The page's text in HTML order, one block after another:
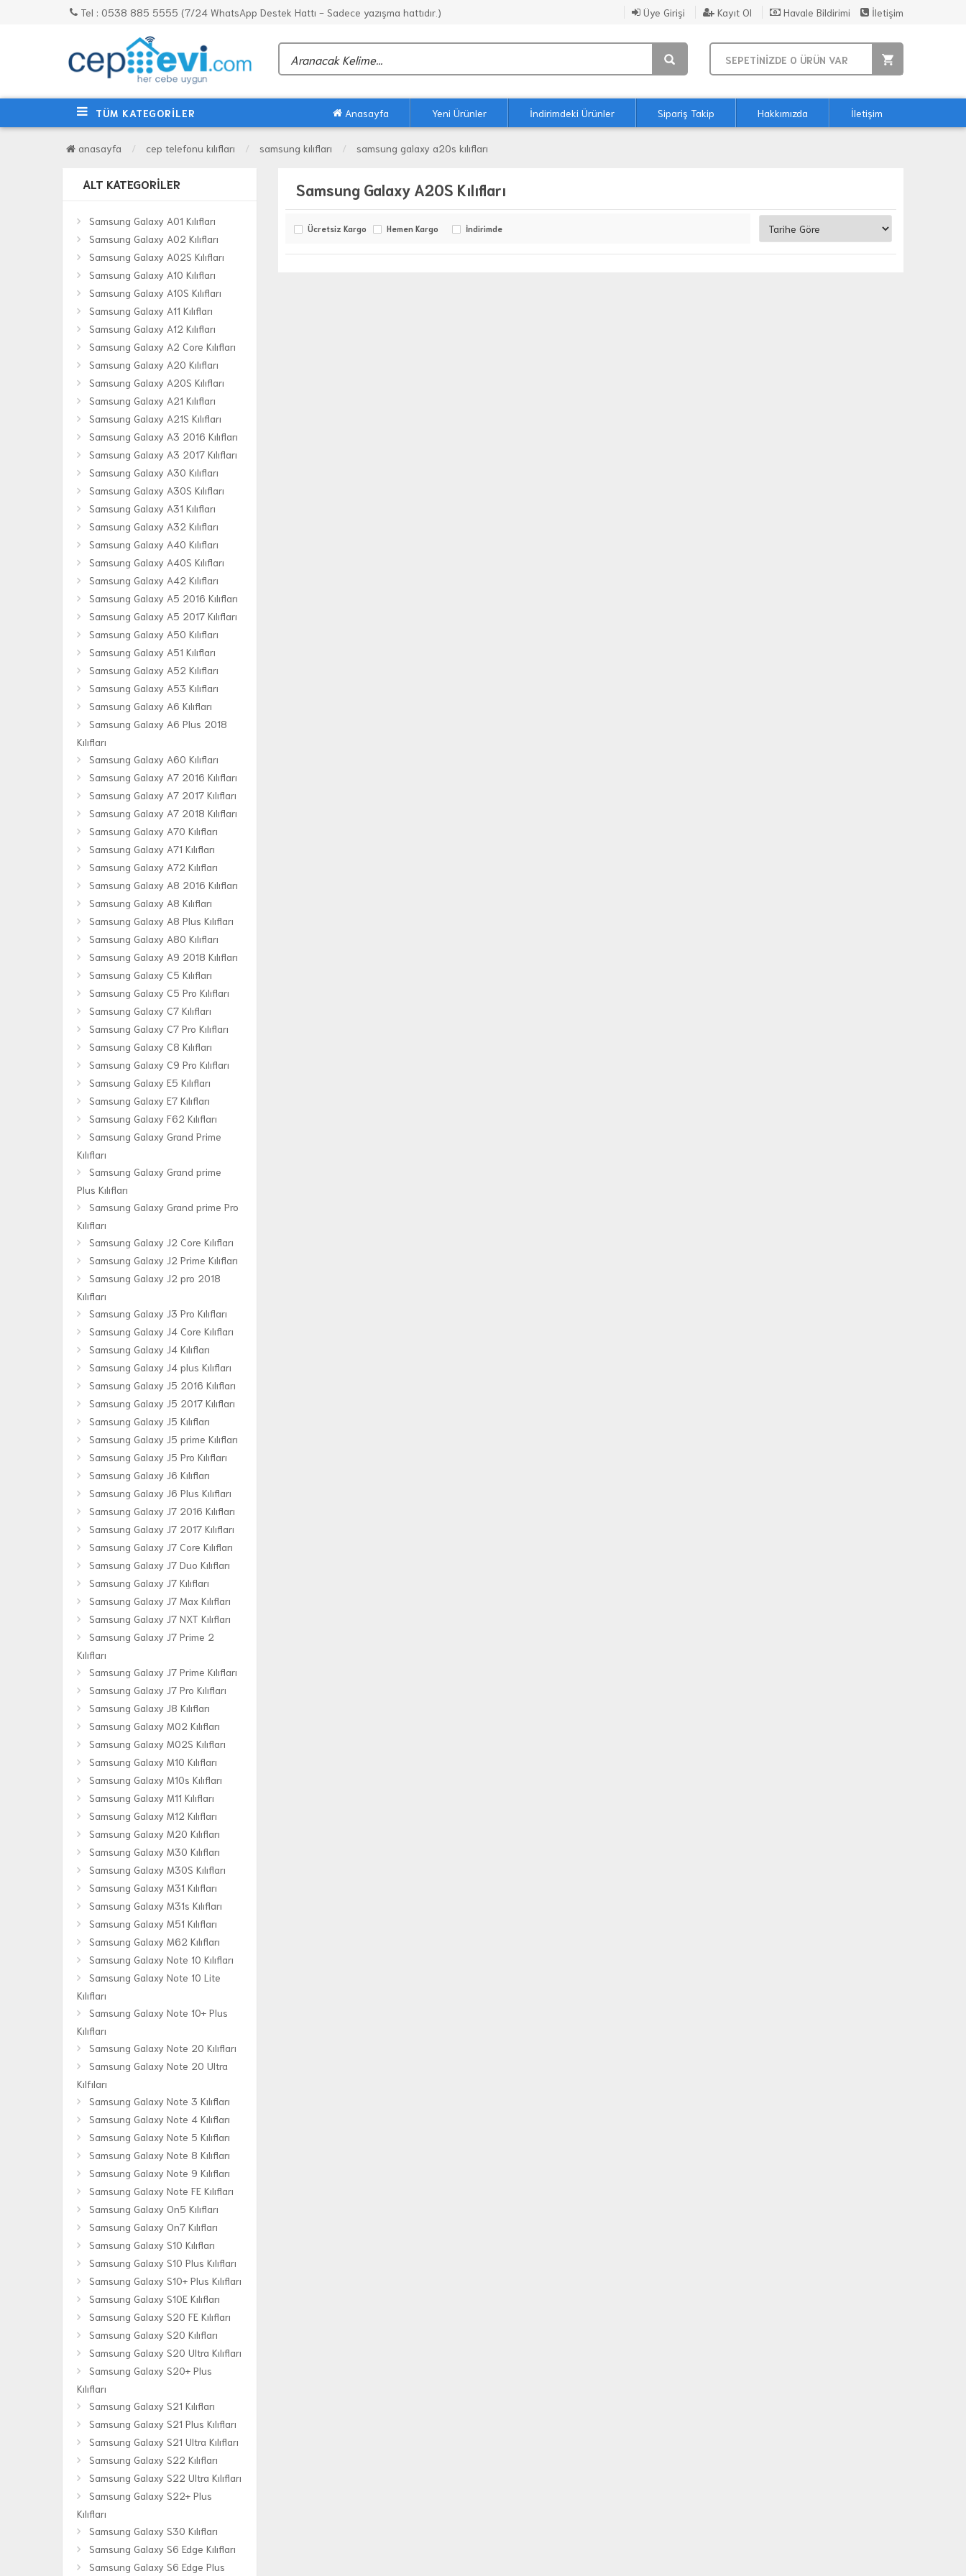
Tel : 0538 885 5555 (7/24 WhatsApp Destek Hattı - Sadece yazışma hattıdır.) Üye Girişi Kayıt Ol Havale Bildirimi İletişim
SEPETİNİZDE 0 ÜRÜN VAR
TÜM KATEGORİLER Anasayfa Yeni Ürünler İndirimdeki Ürünler Sipariş Takip Hakkımızda İletişim
anasayfa cep telefonu kılıfları samsung kılıfları samsung galaxy a20s kılıfları
ALT KATEGORILER
Samsung Galaxy A01 Kılıfları
Samsung Galaxy A02 Kılıfları
Samsung Galaxy A02S Kılıfları
Samsung Galaxy A10 Kılıfları
Samsung Galaxy A10S Kılıfları
Samsung Galaxy A11 Kılıfları
Samsung Galaxy A12 Kılıfları
Samsung Galaxy A2 Core Kılıfları
Samsung Galaxy A20 Kılıfları
Samsung Galaxy A20S Kılıfları
Samsung Galaxy A21 Kılıfları
Samsung Galaxy A21S Kılıfları
Samsung Galaxy A3 2016 Kılıfları
Samsung Galaxy A3 2017 Kılıfları
Samsung Galaxy A30 Kılıfları
Samsung Galaxy A30S Kılıfları
Samsung Galaxy A31 Kılıfları
Samsung Galaxy A32 Kılıfları
Samsung Galaxy A40 Kılıfları
Samsung Galaxy A40S Kılıfları
Samsung Galaxy A42 Kılıfları
Samsung Galaxy A5 2016 Kılıfları
Samsung Galaxy A5 2017 Kılıfları
Samsung Galaxy A50 Kılıfları
Samsung Galaxy A51 Kılıfları
Samsung Galaxy A52 Kılıfları
Samsung Galaxy A53 Kılıfları
Samsung Galaxy A6 Kılıfları
Samsung Galaxy A6 Plus 2018
Kılıfları
Samsung Galaxy A60 Kılıfları
Samsung Galaxy A7 2016 Kılıfları
Samsung Galaxy A7 2017 Kılıfları
Samsung Galaxy A7 2018 Kılıfları
Samsung Galaxy A70 Kılıfları
Samsung Galaxy A71 Kılıfları
Samsung Galaxy A72 Kılıfları
Samsung Galaxy A8 2016 Kılıfları
Samsung Galaxy A8 Kılıfları
Samsung Galaxy A8 Plus Kılıfları
Samsung Galaxy A80 Kılıfları
Samsung Galaxy A9 2018 Kılıfları
Samsung Galaxy C5 Kılıfları
Samsung Galaxy C5 Pro Kılıfları
Samsung Galaxy C7 Kılıfları
Samsung Galaxy C7 Pro Kılıfları
Samsung Galaxy C8 Kılıfları
Samsung Galaxy C9 Pro Kılıfları
Samsung Galaxy E5 Kılıfları
Samsung Galaxy E7 Kılıfları
Samsung Galaxy F62 Kılıfları
Samsung Galaxy Grand Prime
Kılıfları
Samsung Galaxy Grand prime
Plus Kılıfları
Samsung Galaxy Grand prime Pro
Kılıfları
Samsung Galaxy J2 Core Kılıfları
Samsung Galaxy J2 Prime Kılıfları
Samsung Galaxy J2 pro 2018
Kılıfları
Samsung Galaxy J3 Pro Kılıfları
Samsung Galaxy J4 Core Kılıfları
Samsung Galaxy J4 Kılıfları
Samsung Galaxy J4 plus Kılıfları
Samsung Galaxy J5 2016 Kılıfları
Samsung Galaxy J5 2017 Kılıfları
Samsung Galaxy J5 Kılıfları
Samsung Galaxy J5 prime Kılıfları
Samsung Galaxy J5 Pro Kılıfları
Samsung Galaxy J6 Kılıfları
Samsung Galaxy J6 Plus Kılıfları
Samsung Galaxy J7 2016 Kılıfları
Samsung Galaxy J7 2017 Kılıfları
Samsung Galaxy J7 Core Kılıfları
Samsung Galaxy J7 Duo Kılıfları
Samsung Galaxy J7 Kılıfları
Samsung Galaxy J7 Max Kılıfları
Samsung Galaxy J7 NXT Kılıfları
Samsung Galaxy J7 Prime 2
Kılıfları
Samsung Galaxy J7 Prime Kılıfları
Samsung Galaxy J7 Pro Kılıfları
Samsung Galaxy J8 Kılıfları
Samsung Galaxy M02 Kılıfları
Samsung Galaxy M02S Kılıfları
Samsung Galaxy M10 Kılıfları
Samsung Galaxy M10s Kılıfları
Samsung Galaxy M11 Kılıfları
Samsung Galaxy M12 Kılıfları
Samsung Galaxy M20 Kılıfları
Samsung Galaxy M30 Kılıfları
Samsung Galaxy M30S Kılıfları
Samsung Galaxy M31 Kılıfları
Samsung Galaxy M31s Kılıfları
Samsung Galaxy M51 Kılıfları
Samsung Galaxy M62 Kılıfları
Samsung Galaxy Note 10 Kılıfları
Samsung Galaxy Note 10 Lite
Kılıfları
Samsung Galaxy Note 10+ Plus
Kılıfları
Samsung Galaxy Note 20 Kılıfları
Samsung Galaxy Note 20 Ultra
Kılfıları
Samsung Galaxy Note 3 Kılıfları
Samsung Galaxy Note 4 Kılıfları
Samsung Galaxy Note 5 Kılıfları
Samsung Galaxy Note 8 Kılıfları
Samsung Galaxy Note 9 Kılıfları
Samsung Galaxy Note FE Kılıfları
Samsung Galaxy On5 Kılıfları
Samsung Galaxy On7 Kılıfları
Samsung Galaxy S10 Kılıfları
Samsung Galaxy S10 Plus Kılıfları
Samsung Galaxy S10+ Plus Kılıfları
Samsung Galaxy S10E Kılıfları
Samsung Galaxy S20 FE Kılıfları
Samsung Galaxy S20 Kılıfları
Samsung Galaxy S20 Ultra Kılıfları
Samsung Galaxy S20+ Plus
Kılıfları
Samsung Galaxy S21 Kılıfları
Samsung Galaxy S21 Plus Kılıfları
Samsung Galaxy S21 Ultra Kılıfları
Samsung Galaxy S22 Kılıfları
Samsung Galaxy S22 Ultra Kılıfları
Samsung Galaxy S22+ Plus
Kılıfları
Samsung Galaxy S30 Kılıfları
Samsung Galaxy S6 Edge Kılıfları
Samsung Galaxy S6 Edge Plus
Samsung Galaxy A20S Kılıfları
Ücretsiz Kargo Hemen Kargo İndirimde